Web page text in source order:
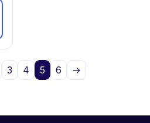
3 4 5 6 →